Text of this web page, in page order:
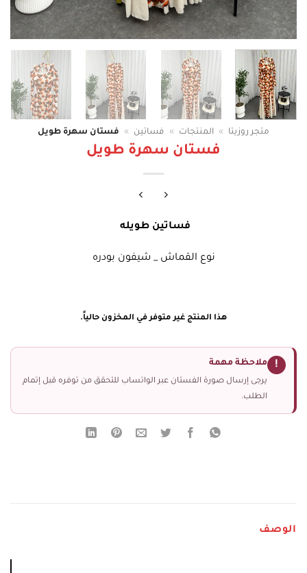
متجر روزيتا » المنتجات » فساتين » فستان سهرة طويل
فستان سهرة طويل
فساتين طويله
نوع القماش _ شيفون بودره
هذا المنتج غير متوفر في المخزون حالياً.
! ملاحظة مهمة
يرجى إرسال صورة الفستان عبر الواتساب للتحقق من توفره قبل إتمام
الطلب.
الوصف